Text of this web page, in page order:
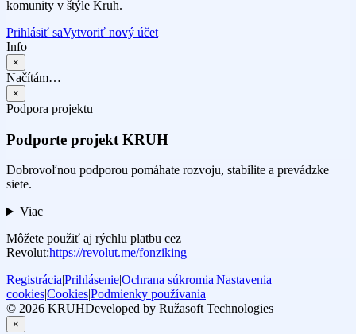
komunity v štýle Kruh.
Prihlásiť saVytvoriť nový účet
Info
×
Načítám…
×
Podpora projektu
Podporte projekt KRUH
Dobrovoľnou podporou pomáhate rozvoju, stabilite a prevádzke
siete.
Viac
Môžete použiť aj rýchlu platbu cez
Revolut:https://revolut.me/fonziking
Registrácia|Prihlásenie|Ochrana súkromia|Nastavenia
cookies|Cookies|Podmienky používania
© 2026 KRUHDeveloped by Ružasoft Technologies
×